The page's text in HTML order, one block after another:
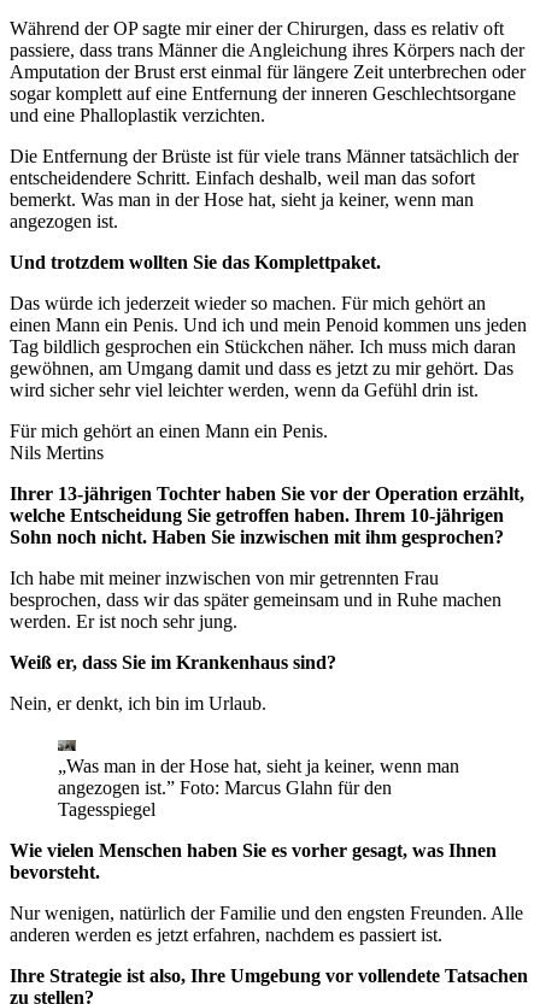
Während der OP sagte mir einer der Chirurgen, dass es relativ oft
passiere, dass trans Männer die Angleichung ihres Körpers nach der
Amputation der Brust erst einmal für längere Zeit unterbrechen oder
sogar komplett auf eine Entfernung der inneren Geschlechtsorgane
und eine Phalloplastik verzichten.
Die Entfernung der Brüste ist für viele trans Männer tatsächlich der
entscheidendere Schritt. Einfach deshalb, weil man das sofort
bemerkt. Was man in der Hose hat, sieht ja keiner, wenn man
angezogen ist.
Und trotzdem wollten Sie das Komplettpaket.
Das würde ich jederzeit wieder so machen. Für mich gehört an
einen Mann ein Penis. Und ich und mein Penoid kommen uns jeden
Tag bildlich gesprochen ein Stückchen näher. Ich muss mich daran
gewöhnen, am Umgang damit und dass es jetzt zu mir gehört. Das
wird sicher sehr viel leichter werden, wenn da Gefühl drin ist.
Für mich gehört an einen Mann ein Penis.
Nils Mertins
Ihrer 13-jährigen Tochter haben Sie vor der Operation erzählt,
welche Entscheidung Sie getroffen haben. Ihrem 10-jährigen
Sohn noch nicht. Haben Sie inzwischen mit ihm gesprochen?
Ich habe mit meiner inzwischen von mir getrennten Frau
besprochen, dass wir das später gemeinsam und in Ruhe machen
werden. Er ist noch sehr jung.
Weiß er, dass Sie im Krankenhaus sind?
Nein, er denkt, ich bin im Urlaub.
„Was man in der Hose hat, sieht ja keiner, wenn man
angezogen ist.” Foto: Marcus Glahn für den
Tagesspiegel
Wie vielen Menschen haben Sie es vorher gesagt, was Ihnen
bevorsteht.
Nur wenigen, natürlich der Familie und den engsten Freunden. Alle
anderen werden es jetzt erfahren, nachdem es passiert ist.
Ihre Strategie ist also, Ihre Umgebung vor vollendete Tatsachen
zu stellen?